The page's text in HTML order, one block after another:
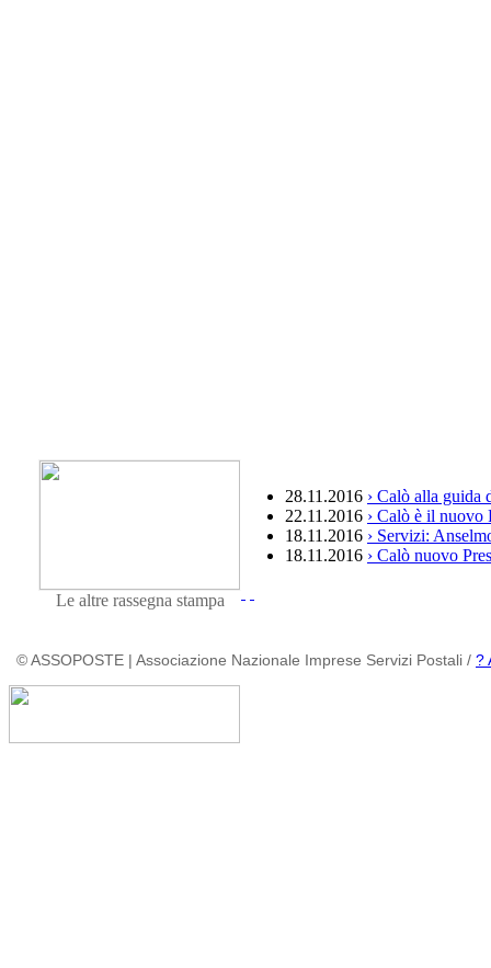
Le altre rassegna stampa
28.11.2016 › Calò alla guida
22.11.2016 › Calò è il nuovo
18.11.2016 › Servizi:
18.11.2016 › Calò nuovo
© ASSOPOSTE | Associazione Nazionale Imprese Servizi Postali / ?